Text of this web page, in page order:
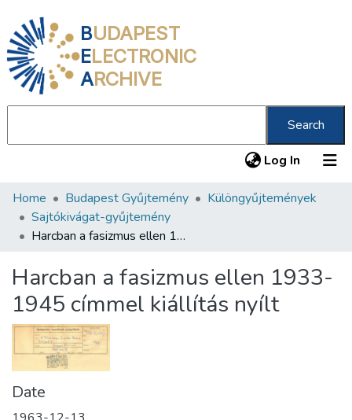
BUDAPEST
ELECTRONIC
ARCHIVE
Search
Log In (current)
Communities & Collections
All of DSpace
About us
Home Budapest Gyűjtemény
Különgyűjtemények
Sajtókivágat-gyűjtemény
Harcban a fasizmus ellen 1933-1945 címmel kiállítás nyílt
Harcban a fasizmus ellen 1933-
1945 címmel kiállítás nyílt
Date